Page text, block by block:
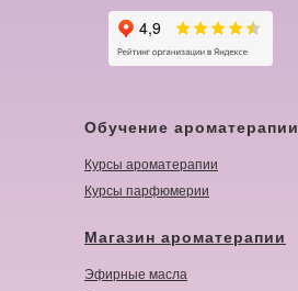
Обучение ароматерапии
Курсы ароматерапии
Курсы парфюмерии
Магазин ароматерапии
Эфирные масла